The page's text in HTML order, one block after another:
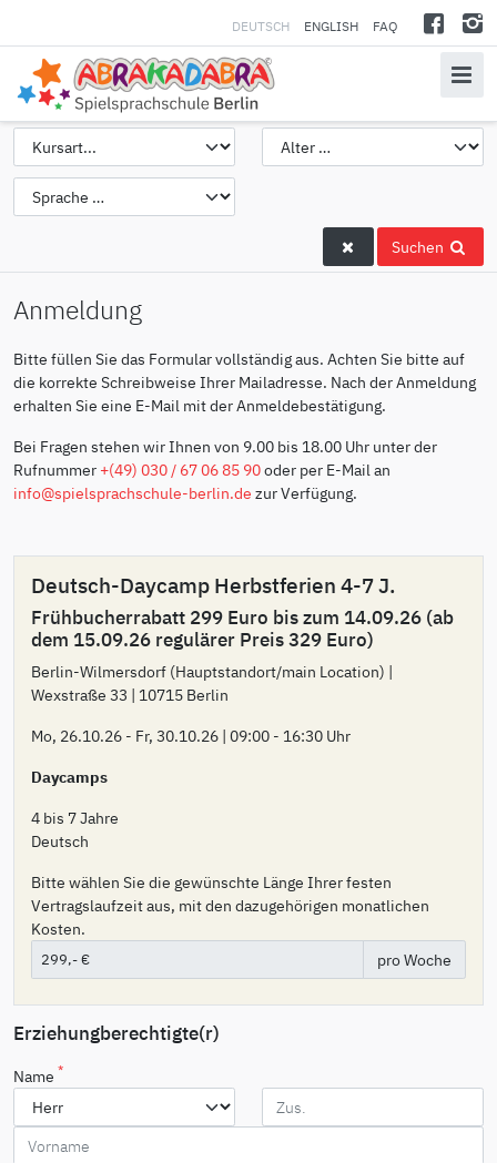
DEUTSCH ENGLISH FAQ
Suchen
Anmeldung
Bitte füllen Sie das Formular vollständig aus. Achten Sie bitte auf
die korrekte Schreibweise Ihrer Mailadresse. Nach der Anmeldung
erhalten Sie eine E-Mail mit der Anmeldebestätigung.
Bei Fragen stehen wir Ihnen von 9.00 bis 18.00 Uhr unter der
Rufnummer +(49) 030 / 67 06 85 90oder per E-Mail an
info@spielsprachschule-berlin.de zur Verfügung.
Deutsch-Daycamp Herbstferien 4-7 J.
Frühbucherrabatt 299 Euro bis zum 14.09.26 (ab
dem 15.09.26 regulärer Preis 329 Euro)
Berlin-Wilmersdorf (Hauptstandort/main Location) |
Wexstraße 33 | 10715 Berlin
Mo, 26.10.26 - Fr, 30.10.26 | 09:00 - 16:30 Uhr
Daycamps
4 bis 7 Jahre
Deutsch
Bitte wählen Sie die gewünschte Länge Ihrer festen
Vertragslaufzeit aus, mit den dazugehörigen monatlichen
Kosten.
pro Woche
Erziehungberechtigte(r)
Name *